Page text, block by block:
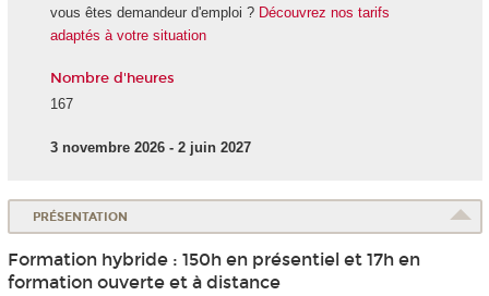
vous êtes demandeur d'emploi ? Découvrez nos tarifs
adaptés à votre situation
Nombre d'heures
167
3 novembre 2026 - 2 juin 2027
PRÉSENTATION
Formation hybride : 150h en présentiel et 17h en
formation ouverte et à distance